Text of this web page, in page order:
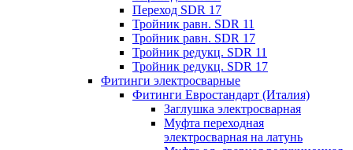
Переход SDR 17
Тройник равн. SDR 11
Тройник равн. SDR 17
Тройник редукц. SDR 11
Тройник редукц. SDR 17
Фитинги электросварные
Фитинги Евростандарт (Италия)
Заглушка электросварная
Муфта переходная
электросварная на латунь